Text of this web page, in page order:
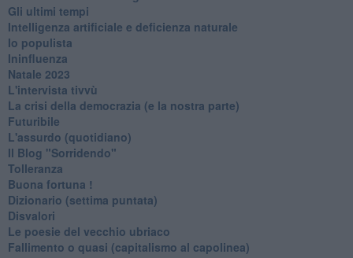
Gli ultimi tempi
Intelligenza artificiale e deficienza naturale
Io populista
Ininfluenza
Natale 2023
L'intervista tivvù
La crisi della democrazia (e la nostra parte)
Futuribile
L'assurdo (quotidiano)
Il Blog "Sorridendo"
Tolleranza
Buona fortuna !
​Dizionario (settima puntata)
Disvalori
Le poesie del vecchio ubriaco
Fallimento o quasi (capitalismo al capolinea)